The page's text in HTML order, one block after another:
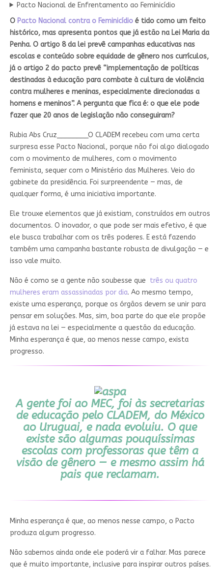
Pacto Nacional de Enfrentamento ao Feminicídio
O Pacto Nacional contra o Feminicídio é tido como um feito
histórico, mas apresenta pontos que já estão na Lei Maria da
Penha. O artigo 8 da lei prevê campanhas educativas nas
escolas e conteúdo sobre equidade de gênero nos currículos,
já o artigo 2 do pacto prevê “implementação de políticas
destinadas à educação para combate à cultura de violência
contra mulheres e meninas, especialmente direcionadas a
homens e meninos”. A pergunta que fica é: o que ele pode
fazer que 20 anos de legislação não conseguiram?
Rubia Abs Cruz________ O CLADEM recebeu com uma certa
surpresa esse Pacto Nacional, porque não foi algo dialogado
com o movimento de mulheres, com o movimento
feminista, sequer com o Ministério das Mulheres. Veio do
gabinete da presidência. Foi surpreendente — mas, de
qualquer forma, é uma iniciativa importante.
Ele trouxe elementos que já existiam, construídos em outros
documentos. O inovador, o que pode ser mais efetivo, é que
ele busca trabalhar com os três poderes. E está fazendo
também uma campanha bastante robusta de divulgação — e
isso vale muito.
Não é como se a gente não soubesse que três ou quatro
mulheres eram assassinadas por dia. Ao mesmo tempo,
existe uma esperança, porque os órgãos devem se unir para
pensar em soluções. Mas, sim, boa parte do que ele propõe
já estava na lei — especialmente a questão da educação.
Minha esperança é que, ao menos nesse campo, exista
progresso.
A gente foi ao MEC, foi às secretarias
de educação pelo CLADEM, do México
ao Uruguai, e nada evoluiu. O que
existe são algumas pouquíssimas
escolas com professoras que têm a
visão de gênero — e mesmo assim há
pais que reclamam.
Minha esperança é que, ao menos nesse campo, o Pacto
produza algum progresso.
Não sabemos ainda onde ele poderá vir a falhar. Mas parece
que é muito importante, inclusive para inspirar outros países.